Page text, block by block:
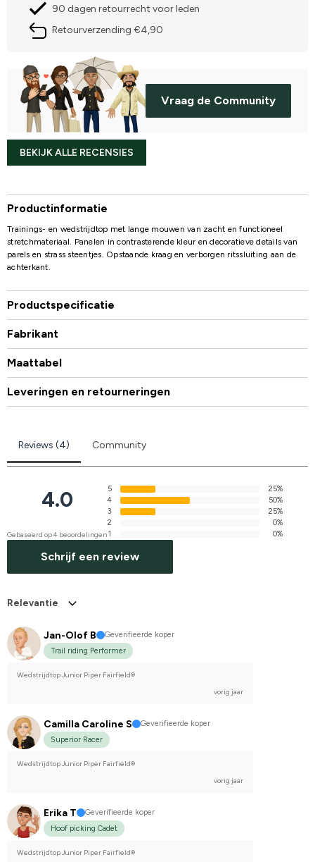
90 dagen retourrecht voor leden
Retourverzending €4,90
Vraag de Community
BEKIJK ALLE RECENSIES
Productinformatie
Trainings- en wedstrijdtop met lange mouwen van zacht en functioneel
stretchmateriaal. Panelen in contrasterende kleur en decoratieve details van
parels en strass steentjes. Opstaande kraag en verborgen ritssluiting aan de
achterkant.
Productspecificatie
Fabrikant
Maattabel
Leveringen en retourneringen
Reviews (4) Community
4.0
Gebaseerd op 4 beoordelingen
5
25%
4
50%
3
25%
2
0%
1
0%
Schrijf een review
Relevantie
Jan-Olof B
Geverifieerde koper
Trail riding Performer
Wedstrijdtop Junior Piper Fairfield®
vorig jaar
Camilla Caroline S
Geverifieerde koper
Superior Racer
Wedstrijdtop Junior Piper Fairfield®
vorig jaar
Erika T
Geverifieerde koper
Hoof picking Cadet
Wedstrijdtop Junior Piper Fairfield®